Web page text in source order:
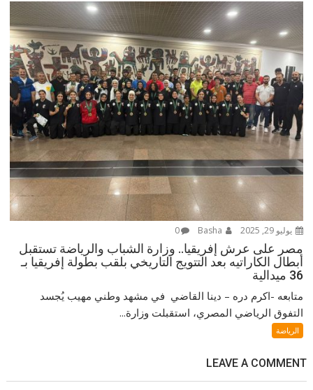
يوليو 29, 2025 0
مصر على عرش إفريقيا.. وزارة الشباب والرياضة تستقبل
أبطال الكاراتيه بعد التتويج التاريخي بلقب بطولة إفريقيا بـ
36 ميدالية
متابعه -اكرم دره – دينا القاضي في مشهد وطني مهيب يُجسد
التفوق الرياضي المصري، استقبلت وزارة...
الرياضة
LEAVE A COMMENT